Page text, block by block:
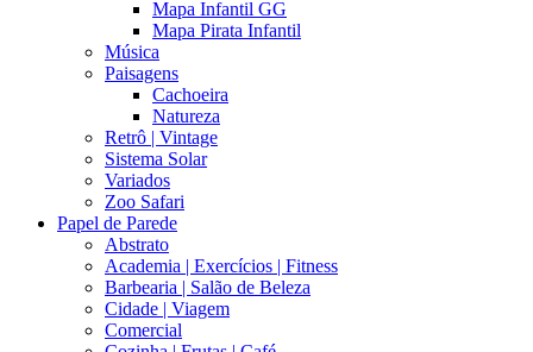
Mapa Infantil GG
Mapa Pirata Infantil
Música
Paisagens
Cachoeira
Natureza
Retrô | Vintage
Sistema Solar
Variados
Zoo Safari
Papel de Parede
Abstrato
Academia | Exercícios | Fitness
Barbearia | Salão de Beleza
Cidade | Viagem
Comercial